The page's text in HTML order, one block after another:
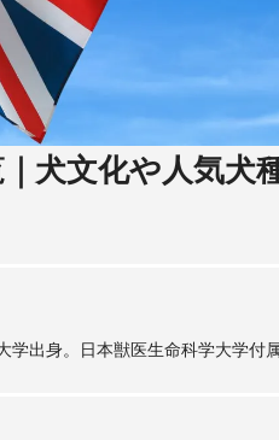
犬文化や人気犬
学出身。日本獣医生命科学大学付